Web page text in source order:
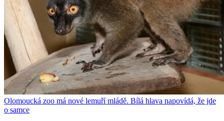
Olomoucká zoo má nové lemuří mládě. Bílá hlava napovídá, že jde
o samce